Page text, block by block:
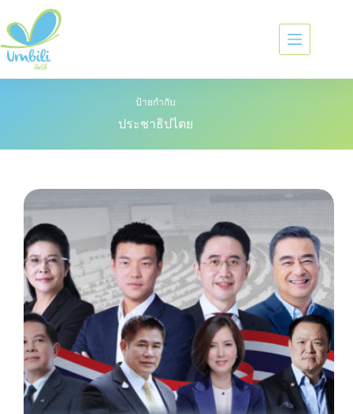
ป้ายกำกับ
ประชาธิปไตย